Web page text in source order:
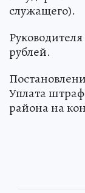
служащего).
рублей.
Уплата
района на